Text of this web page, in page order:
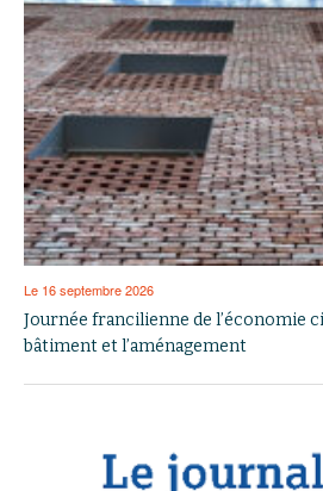
Le 16 septembre 2026
Journée francilienne de l’économie
bâtiment et l’aménagement